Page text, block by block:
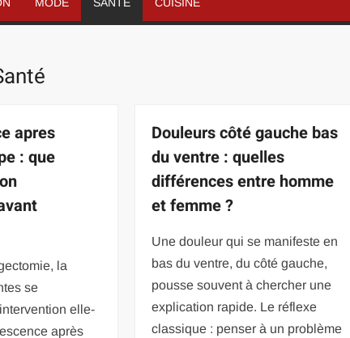
apres
: que
la
se
elle-
après
Douleurs côté gauche bas
du ventre : quelles
différences entre homme
et femme ?
Une douleur qui se manifeste en
bas du ventre, du côté gauche,
pousse souvent à chercher une
explication rapide. Le réflexe
classique : penser à un problème